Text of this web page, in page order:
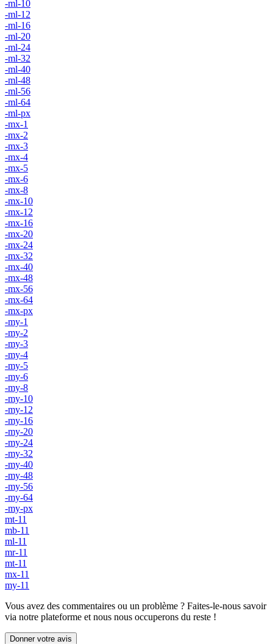
-ml-10
-ml-12
-ml-16
-ml-20
-ml-24
-ml-32
-ml-40
-ml-48
-ml-56
-ml-64
-ml-px
-mx-1
-mx-2
-mx-3
-mx-4
-mx-5
-mx-6
-mx-8
-mx-10
-mx-12
-mx-16
-mx-20
-mx-24
-mx-32
-mx-40
-mx-48
-mx-56
-mx-64
-mx-px
-my-1
-my-2
-my-3
-my-4
-my-5
-my-6
-my-8
-my-10
-my-12
-my-16
-my-20
-my-24
-my-32
-my-40
-my-48
-my-56
-my-64
-my-px
mt-11
mb-11
ml-11
mr-11
mt-11
mx-11
my-11
Vous avez des commentaires ou un problème ? Faites-le-nous savoir
via notre plateforme et nous nous occuperons du reste !
Donner votre avis